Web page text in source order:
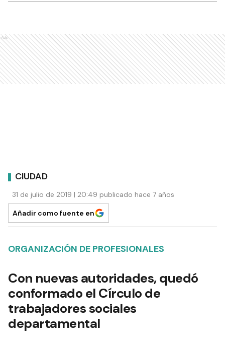
Ads
CIUDAD
31 de julio de 2019 | 20:49 publicado hace 7 años
Añadir como fuente en
ORGANIZACIÓN DE PROFESIONALES
Con nuevas autoridades, quedó
conformado el Círculo de
trabajadores sociales
departamental